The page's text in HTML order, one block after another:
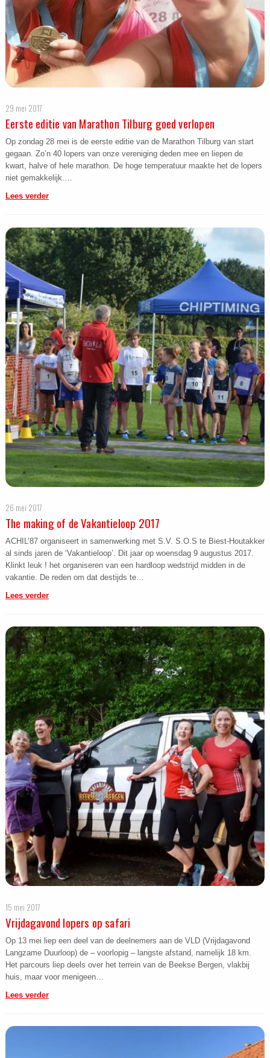
29 mei 2017
Eerste editie van Marathon Tilburg goed verlopen
Op zondag 28 mei is de eerste editie van de Marathon Tilburg van start
gegaan. Zo’n 40 lopers van onze vereniging deden mee en liepen de
kwart, halve of hele marathon. De hoge temperatuur maakte het de lopers
niet gemakkelijk.…
Lees verder
26 mei 2017
The making of de Vakantieloop 2017
ACHIL’87 organiseert in samenwerking met S.V. S.O.S te Biest-Houtakker
al sinds jaren de ‘Vakantieloop’. Dit jaar op woensdag 9 augustus 2017.
Klinkt leuk ! het organiseren van een hardloop wedstrijd midden in de
vakantie. De reden om dat destijds te…
Lees verder
15 mei 2017
Vrijdagavond lopers op safari
Op 13 mei liep een deel van de deelnemers aan de VLD (Vrijdagavond
Langzame Duurloop) de – voorlopig – langste afstand, namelijk 18 km.
Het parcours liep deels over het terrein van de Beekse Bergen, vlakbij
huis, maar voor menigeen…
Lees verder